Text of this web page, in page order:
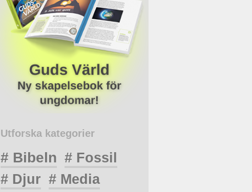
Utforska kategorier
# Bibeln # Fossil
# Djur # Media